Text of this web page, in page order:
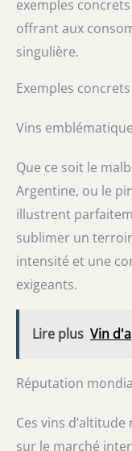
exemples
offrant aux
singulière.
Exemples
Vins
Que ce soit le
Argentine, ou le
illustrent
sublimer un
intensité et une
exigeants.
Lire plus Vin
Réputation
Ces vins
sur le marché